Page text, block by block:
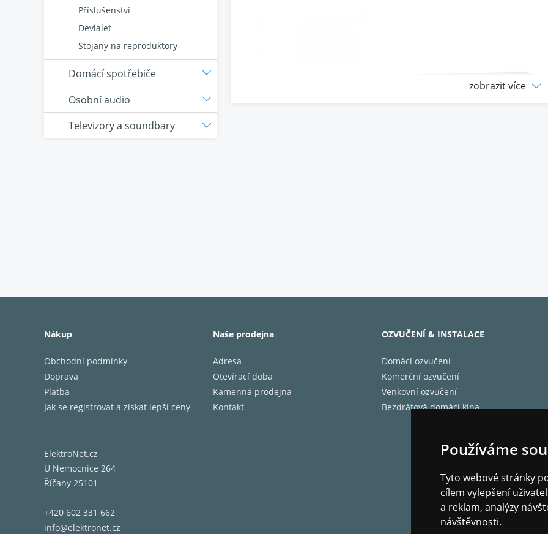
Používáme
Tyto webové stránky
cílem vylepšení
a reklam, analýzy
návštěvnosti.
zobrazit více
Příslušenství
Devialet
Stojany na reproduktory
Domácí spotřebiče
Osobní audio
Televizory a soundbary
Nákup
Obchodní podmínky
Doprava
Platba
Jak se registrovat a získat lepší ceny
Naše prodejna
Adresa
Otevírací doba
Kamenná prodejna
Kontakt
OZVUČENÍ & INSTALACE
Domácí ozvučení
Komerční ozvučení
Venkovní ozvučení
Bezdrátová domácí kina
ElektroNet.cz
U Nemocnice 264
Říčany 25101
+420 602 331 662
info@elektronet.cz